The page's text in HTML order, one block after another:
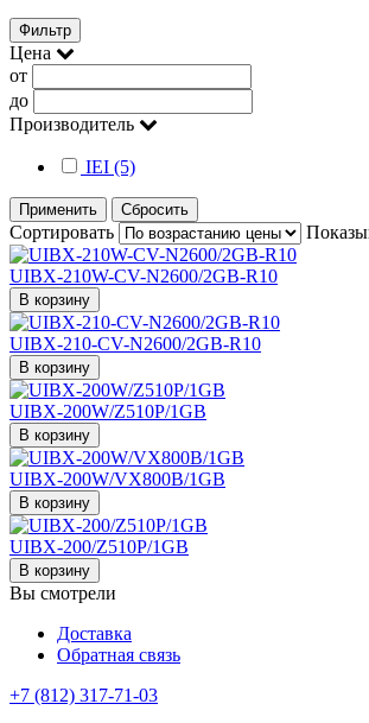
Фильтр
Цена
от
до
Производитель
IEI (5)
Применить Сбросить
Сортировать
UIBX-210W-CV-N2600/2GB-R10
В корзину
UIBX-210-CV-N2600/2GB-R10
В корзину
UIBX-200W/Z510P/1GB
В корзину
UIBX-200W/VX800B/1GB
В корзину
UIBX-200/Z510P/1GB
В корзину
Вы смотрели
Доставка
Обратная связь
+7 (812) 317-71-03